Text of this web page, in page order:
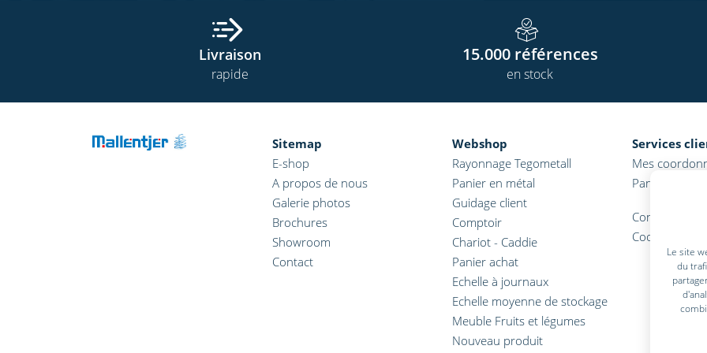
Livraison
rapide
15.000références
en stock
Sitemap
E-shop
A propos de nous
Galerie photos
Brochures
Showroom
Contact
Webshop
Rayonnage Tegometall
Panier en métal
Guidage client
Comptoir
Chariot - Caddie
Panier achat
Echelle à journaux
Echelle moyenne de stockage
Meuble Fruits et légumes
Nouveau produit
Services
Mes
Panier
Conditions
Coordonnées
Le site
du